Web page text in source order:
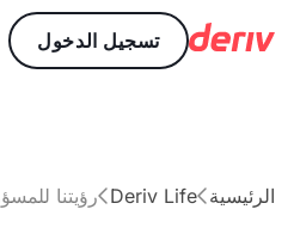
تسجيل الدخول
الرئيسية
Deriv Life
